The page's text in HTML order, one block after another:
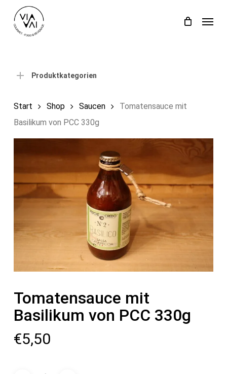
Einkaufswagen Close
Produktkategorien
Start Shop Saucen
Tomatensauce mit
Basilikum von PCC 330g
Tomatensauce mit
Basilikum von PCC 330g
€5,50